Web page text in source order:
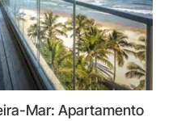
Mar: Apartamento